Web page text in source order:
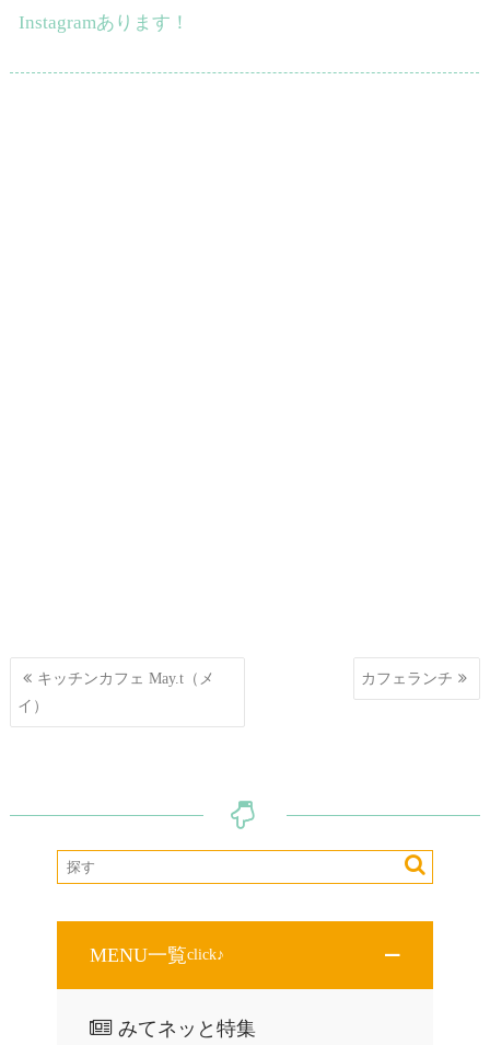
Instagramあります！
投
ナ
シ
キッチンカフェ May.t（メ
イ）
カフェランチ
MENU一覧click♪
みてネッと特集